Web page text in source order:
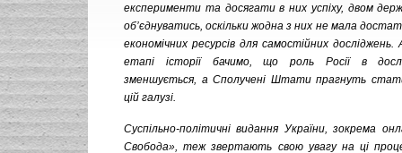
експерименти та досягати в них успіху, двом
об’єднуватись, оскільки жодна з них не мала
економічних ресурсів для самостійних
етапі історії бачимо, що роль Росії в
зменшується, а Сполучені Штати прагнуть
цій галузі.
Суспільно-політичні видання України, зокрема
Свобода», теж звертають свою увагу на ці